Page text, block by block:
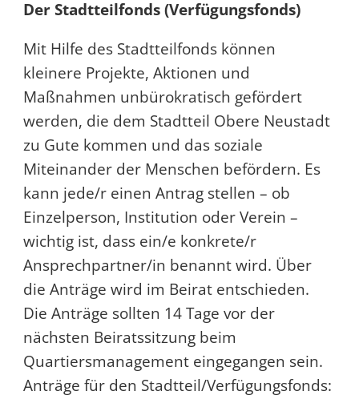
Der Stadtteilfonds (Verfügungsfonds)
Mit Hilfe des Stadtteilfonds können
kleinere Projekte, Aktionen und
Maßnahmen unbürokratisch gefördert
werden, die dem Stadtteil Obere Neustadt
zu Gute kommen und das soziale
Miteinander der Menschen befördern. Es
kann jede/r einen Antrag stellen – ob
Einzelperson, Institution oder Verein –
wichtig ist, dass ein/e konkrete/r
Ansprechpartner/in benannt wird. Über
die Anträge wird im Beirat entschieden.
Die Anträge sollten 14 Tage vor der
nächsten Beiratssitzung beim
Quartiersmanagement eingegangen sein.
Anträge für den Stadtteil/Verfügungsfonds: